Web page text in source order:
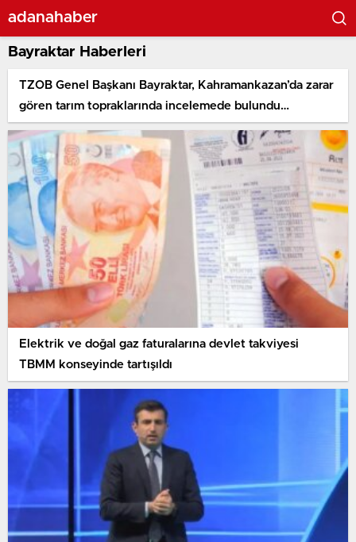
adanahaber
Bayraktar Haberleri
TZOB Genel Başkanı Bayraktar, Kahramankazan’da zarar
gören tarım topraklarında incelemede bulundu
Açıklaması
Elektrik ve doğal gaz faturalarına devlet takviyesi
TBMM konseyinde tartışıldı